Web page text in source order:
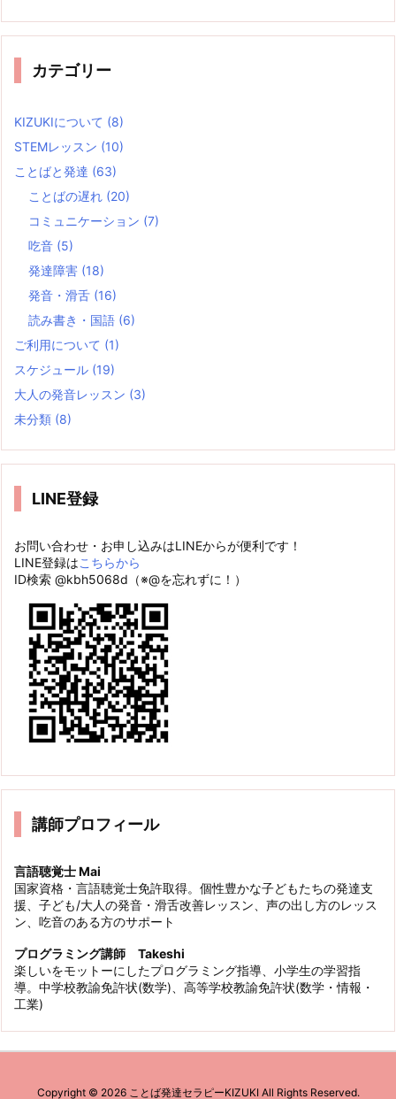
カテゴリー
KIZUKIについて (8)
STEMレッスン (10)
ことばと発達 (63)
ことばの遅れ (20)
コミュニケーション (7)
吃音 (5)
発達障害 (18)
発音・滑舌 (16)
読み書き・国語 (6)
ご利用について (1)
スケジュール (19)
大人の発音レッスン (3)
未分類 (8)
LINE登録
お問い合わせ・お申し込みはLINEからが便利です！
LINE登録はこちらから
ID検索 @kbh5068d（※@を忘れずに！）
講師プロフィール
言語聴覚士 Mai
国家資格・言語聴覚士免許取得。個性豊かな子どもたちの発達支
援、子ども/大人の発音・滑舌改善レッスン、声の出し方のレッス
ン、吃音のある方のサポート
プログラミング講師 Takeshi
楽しいをモットーにしたプログラミング指導、小学生の学習指
導。中学校教諭免許状(数学)、高等学校教諭免許状(数学・情報・
工業)
Copyright © 2026 ことば発達セラピーKIZUKIAll Rights Reserved.